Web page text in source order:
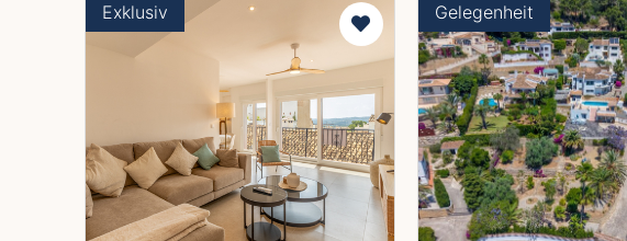
Exklusiv Gelegenheit